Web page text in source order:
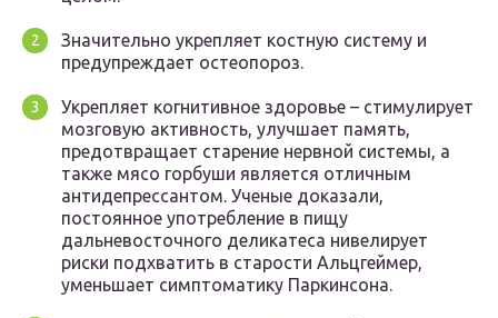
Значительно укрепляет костную систему и
предупреждает остеопороз.
Укрепляет когнитивное здоровье – стимулирует
мозговую активность, улучшает память,
предотвращает старение нервной системы, а
также мясо горбуши является отличным
антидепрессантом. Ученые доказали,
постоянное употребление в пищу
дальневосточного деликатеса нивелирует
риски подхватить в старости Альцгеймер,
уменьшает симптоматику Паркинсона.